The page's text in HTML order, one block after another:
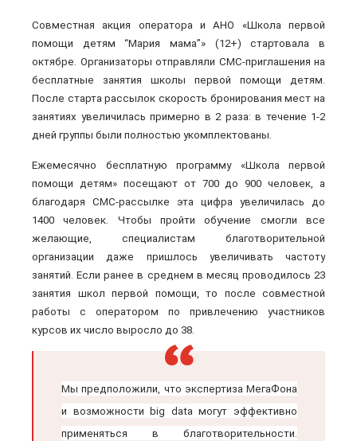
Совместная акция оператора и АНО «Школа первой
помощи детям “Мария мама”» (12+) стартовала в
октябре. Организаторы отправляли СМС-приглашения на
бесплатные занятия школы первой помощи детям.
После старта рассылок скорость бронирования мест на
занятиях увеличилась примерно в 2 раза: в течение 1-2
дней группы были полностью укомплектованы.
Ежемесячно бесплатную программу «Школа первой
помощи детям» посещают от 700 до 900 человек, а
благодаря СМС-рассылке эта цифра увеличилась до
1400 человек. Чтобы пройти обучение смогли все
желающие, специалистам благотворительной
организации даже пришлось увеличивать частоту
занятий. Если ранее в среднем в месяц проводилось 23
занятия школ первой помощи, то после совместной
работы с оператором по привлечению участников
курсов их число выросло до 38.
Мы предположили, что экспертиза МегаФона
и возможности big data могут эффективно
применяться в благотворительности.